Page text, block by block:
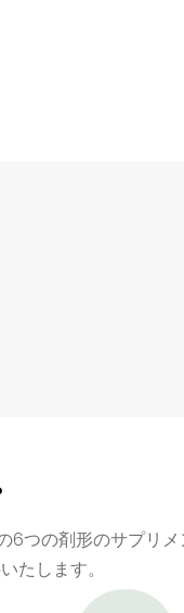
6つの剤形のサプリ
たします。